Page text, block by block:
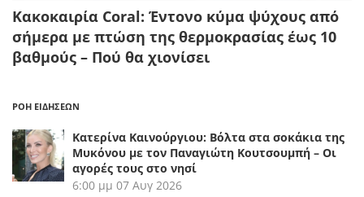
Κακοκαιρία Coral: Έντονο κύμα ψύχους από
σήμερα με πτώση της θερμοκρασίας έως 10
βαθμούς – Πού θα χιονίσει
ΡΟΗ ΕΙΔΗΣΕΩΝ
Κατερίνα Καινούργιου: Βόλτα στα σοκάκια της
Μυκόνου με τον Παναγιώτη Κουτσουμπή – Οι
αγορές τους στο νησί
6:00 μμ 07 Αυγ 2026